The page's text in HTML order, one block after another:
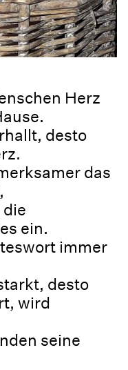
Herz
desto
das
ein.
immer
desto
wird
seine